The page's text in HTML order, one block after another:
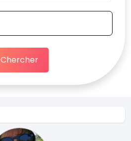
Chercher